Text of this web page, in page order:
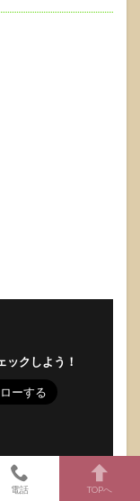
ックしよう！
電話 TOPへ